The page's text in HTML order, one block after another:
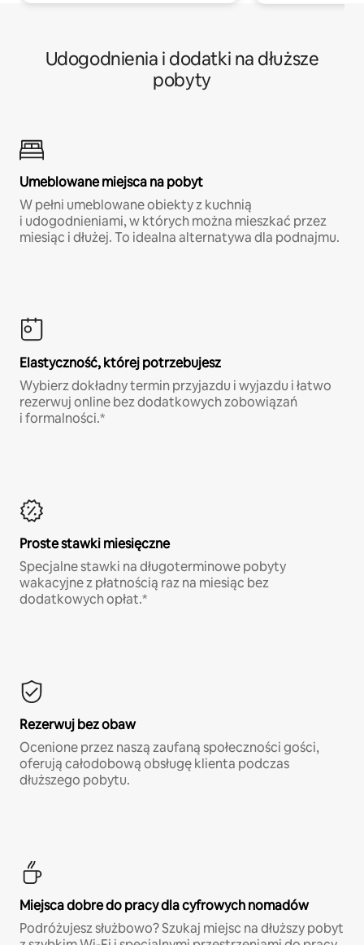
Udogodnienia i dodatki na dłuższe
pobyty
Umeblowane miejsca na pobyt
W pełni umeblowane obiekty z kuchnią
i udogodnieniami, w których można mieszkać przez
miesiąc i dłużej. To idealna alternatywa dla podnajmu.
Elastyczność, której potrzebujesz
Wybierz dokładny termin przyjazdu i wyjazdu i łatwo
rezerwuj online bez dodatkowych zobowiązań
i formalności.*
Proste stawki miesięczne
Specjalne stawki na długoterminowe pobyty
wakacyjne z płatnością raz na miesiąc bez
dodatkowych opłat.*
Rezerwuj bez obaw
Ocenione przez naszą zaufaną społeczności gości,
oferują całodobową obsługę klienta podczas
dłuższego pobytu.
Miejsca dobre do pracy dla cyfrowych nomadów
Podróżujesz służbowo? Szukaj miejsc na dłuższy pobyt